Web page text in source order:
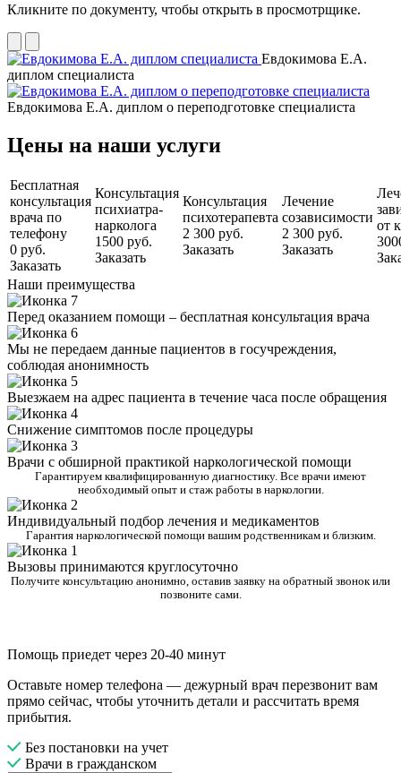
Кликните по документу, чтобы открыть в просмотрщике.
Евдокимова Е.А.
диплом специалиста
Евдокимова Е.А. диплом о переподготовке специалиста
Цены на наши услуги
Бесплатная
консультация
врача по
телефону
0 руб.
Заказать
Консультация
психиатра-
нарколога
1500 руб.
Заказать
Консультация
психотерапевта
2 300 руб.
Заказать
Лечение
созависимости
2 300 руб.
Заказать
от
Наши преимущества
Перед оказанием помощи – бесплатная консультация врача
Мы не передаем данные пациентов в госучреждения,
соблюдая анонимность
Выезжаем на адрес пациента в течение часа после обращения
Снижение симптомов после процедуры
Врачи с обширной практикой наркологической помощи
Гарантируем квалифицированную диагностику. Все врачи имеют
необходимый опыт и стаж работы в наркологии.
Индивидуальный подбор лечения и медикаментов
Гарантия наркологической помощи вашим родственникам и близким.
Вызовы принимаются круглосуточно
Получите консультацию анонимно, оставив заявку на обратный звонок или
позвоните сами.
Помощь приедет через 20-40 минут
Оставьте номер телефона — дежурный врач перезвонит вам
прямо сейчас, чтобы уточнить детали и рассчитать время
прибытия.
Без постановки на учет
Врачи в гражданском